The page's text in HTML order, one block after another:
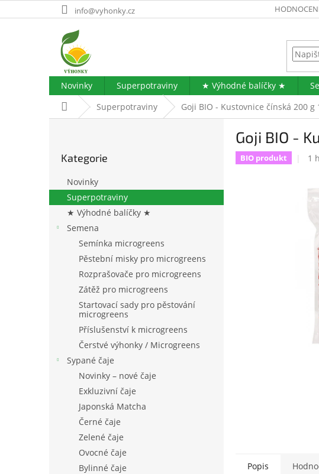
na
info@vyhonky.cz
Novinky Superpotraviny ★ Výhodné balíčky ★
Domů Superpotraviny Goji BIO - Kustovnice čínská 200 g
a
n
kategorie
Kategorie
Novinky
Superpotraviny
★ Výhodné balíčky ★
Semena
Semínka microgreens
Pěstební misky pro microgreens
Rozprašovače pro microgreens
Zátěž pro microgreens
Startovací sady pro pěstování
microgreens
Příslušenství k microgreens
Čerstvé výhonky / Microgreens
Sypané čaje
Novinky – nové čaje
Exkluzivní čaje
Japonská Matcha
Černé čaje
Zelené čaje
Ovocné čaje
Bylinné čaje
Goji BIO -
BIO produkt
je
5,0
5
1
Popis